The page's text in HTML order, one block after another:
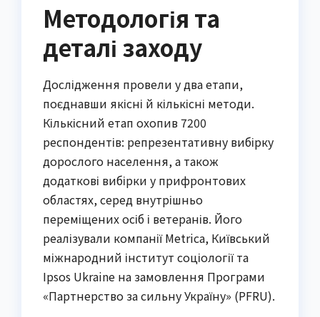
Методологія та
деталі заходу
Дослідження провели у два етапи,
поєднавши якісні й кількісні методи.
Кількісний етап охопив 7200
респондентів: репрезентативну вибірку
дорослого населення, а також
додаткові вибірки у прифронтових
областях, серед внутрішньо
переміщених осіб і ветеранів. Його
реалізували компанії Metrica, Київський
міжнародний інститут соціології та
Ipsos Ukraine на замовлення Програми
«Партнерство за сильну Україну» (PFRU).